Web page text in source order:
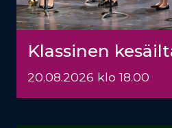
Klassinen
20.08.2026 klo 18.00